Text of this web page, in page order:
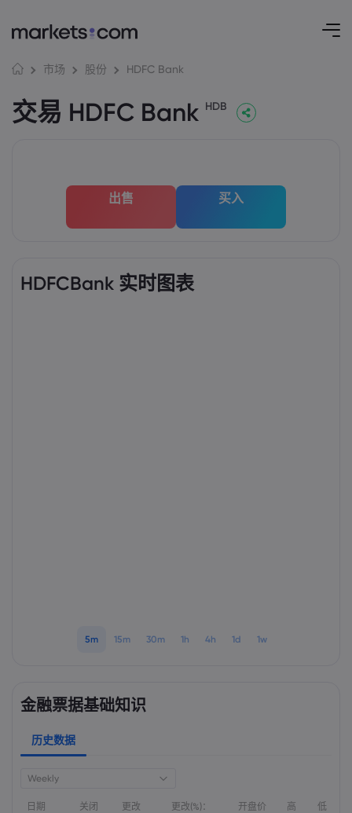
市场 股份 HDFC Bank
交易 HDFC Bank HDB
出售 买入
HDFCBank 实时图表
5m 15m 30m 1h 4h 1d 1w
金融票据基础知识
历史数据
Weekly
日期 关闭 更改 更改(%)： 开盘价 高 低